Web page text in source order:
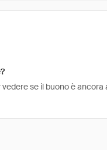
se il buono è